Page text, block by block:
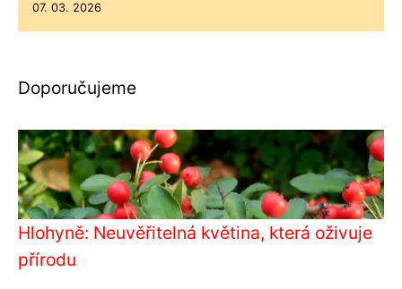
07. 03. 2026
Doporučujeme
Hlohyně: Neuvěřitelná květina, která oživuje
přírodu